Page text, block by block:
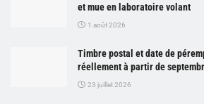
et mue en laboratoire volant
1 août 2026
Timbre postal et date de
réellement à partir de
23 juillet 2026